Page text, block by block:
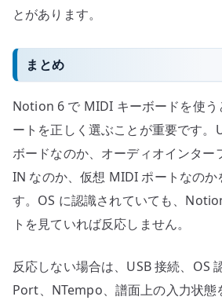
とがあります。
まとめ
Notion 6 で MIDI キーボードを使う
ートを正しく選ぶことが重要です。
ボードなのか、オーディオインタ
IN なのか、仮想 MIDI ポートなのか
す。OS に認識されていても、
トを見ていれば反応しません。
反応しない場合は、USB 接続、OS
Port、NTempo、譜面上の入力状態